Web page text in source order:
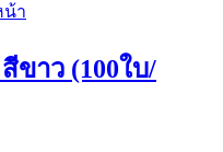
น้า
ขาว (100ใบ/